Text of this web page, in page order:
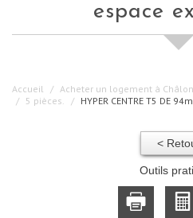
espace
Accueil Acheter un logement à
5 pièces.
HYPER CENTRE T5 DE
<
Outils